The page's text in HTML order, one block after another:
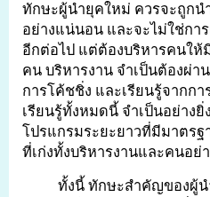
ทักษะผู้นำยุคใหม่ ควรจะถูก
อย่างแน่นอน และจะไม่ใช่กา
อีกต่อไป แต่ต้องบริหารคนให้
คน บริหารงาน จำเป็นต้องผ่า
การโค้ชชิ่ง และเรียนรู้จากก
เรียนรู้ทั้งหมดนี้ จำเป็นอย่าง
โปรแกรมระยะยาวที่มีมาตร
ที่เก่งทั้งบริหารงานและคนอย่
ทั้งนี้ ทักษะสำคัญของผู้